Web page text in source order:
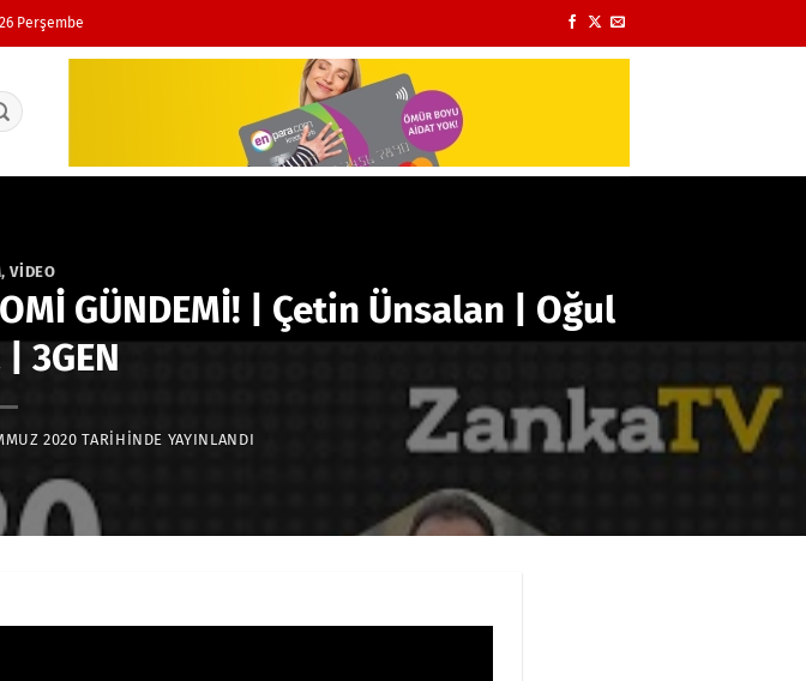
Perşembe
,VIDEO
GÜNDEMİ! | Çetin Ünsalan | Oğul
3GEN
2020 TARIHINDE YAYINLANDI